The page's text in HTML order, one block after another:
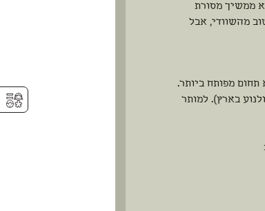
ממשיך מסורת
מהשוודי, אבל
תחום מפותח ביותר.
בארץ). למותר
⚥︎